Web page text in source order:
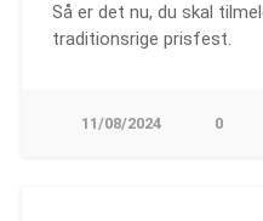
Så er det nu, du skal
traditionsrige prisfest.
11/08/2024 0